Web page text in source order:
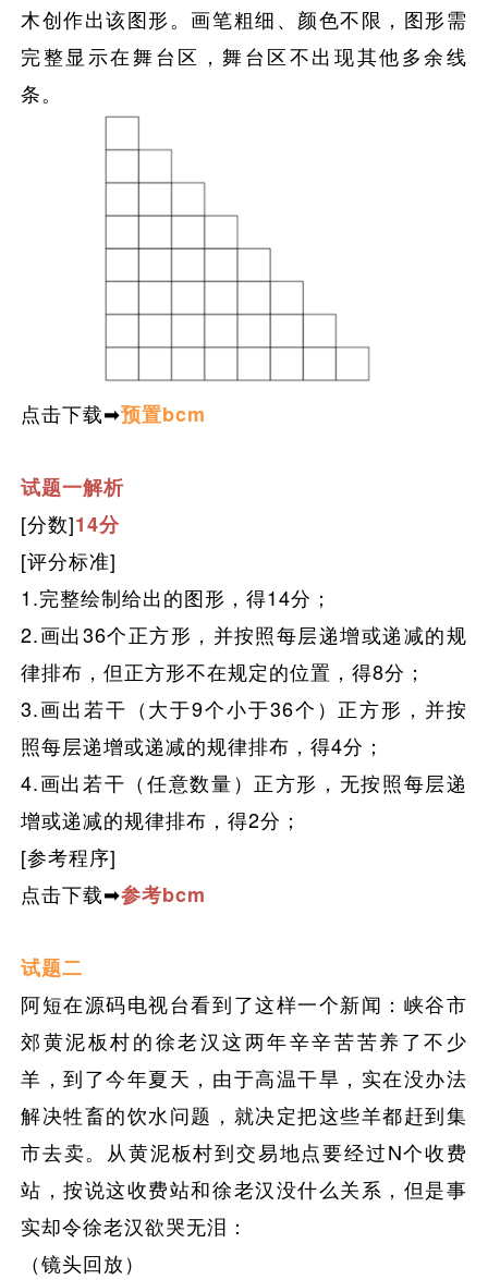
木创作出该图形。画笔粗细、颜色不限，图形需
完整显示在舞台区，舞台区不出现其他多余线
条。
点击下载➡预置bcm
试题一解析
[分数]14分
[评分标准]
1.完整绘制给出的图形，得14分；
2.画出36个正方形，并按照每层递增或递减的规
律排布，但正方形不在规定的位置，得8分；
3.画出若干（大于9个小于36个）正方形，并按
照每层递增或递减的规律排布，得4分 ；
4.画出若干（任意数量）正方形，无按照每层递
增或递减的规律排布，得2分 ；
[参考程序]
点击下载➡参考bcm
试题二
阿短在源码电视台看到了这样一个新闻：峡谷市
郊黄泥板村的徐老汉这两年辛辛苦苦养了不少
羊，到了今年夏天，由于高温干旱，实在没办法
解决牲畜的饮水问题，就决定把这些羊都赶到集
市去卖。从黄泥板村到交易地点要经过N个收费
站，按说这收费站和徐老汉没什么关系，但是事
实却令徐老汉欲哭无泪：
（镜头回放）